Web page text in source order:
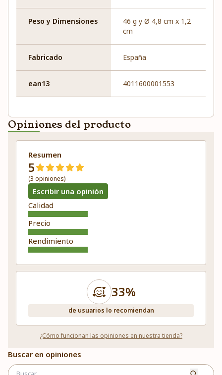
Peso y Dimensiones
46 g y Ø 4,8 cm x 1,2
cm
Fabricado España
ean13 4011600001553
Opiniones del producto
Resumen
5
(3 opiniones)
Escribir una opinión
Calidad
Precio
Rendimiento
33%
de usuarios lo recomiendan
¿Cómo funcionan las opiniones en nuestra tienda?
Buscar en opiniones